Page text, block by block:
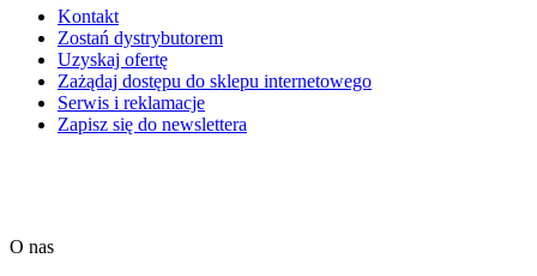
Kontakt
Zostań dystrybutorem
Uzyskaj ofertę
Zażądaj dostępu do sklepu internetowego
Serwis i reklamacje
Zapisz się do newslettera
O nas